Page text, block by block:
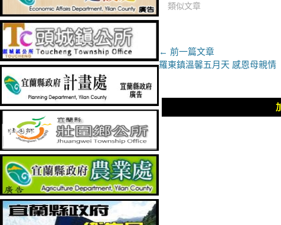
類似文章
文
章
導
覽
← 前一篇文章
上
章：
羅東鎮溫馨五月天 感恩母親情